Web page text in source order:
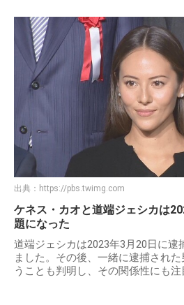
出典： https://pbs.twimg.com
ケネス・カオと道端ジェシカは
題になった
道端ジェシカは2023年3月20日に逮
ました。その後、一緒に逮捕され
うことも判明し、その関係性にも注